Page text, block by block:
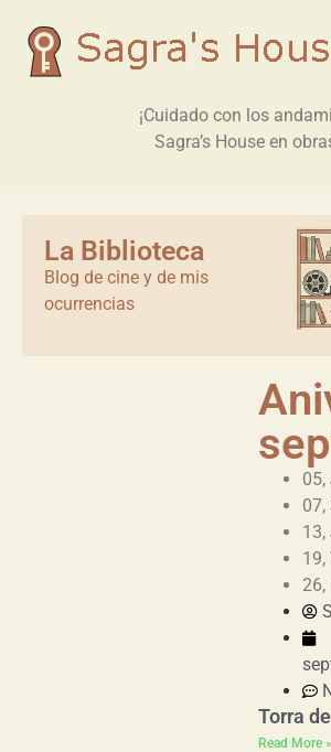
¡Cuidado con los
Sagra’s House en
La Biblioteca
Blog de cine y de mis
ocurrencias
05,
07,
13,
19,
26,
Torra
Read More »